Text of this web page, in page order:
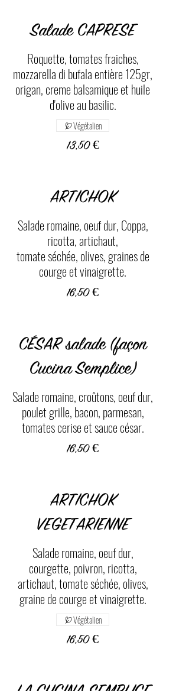
Salade CAPRESE
Roquette, tomates fraiches,
mozzarella di bufala entière 125gr,
origan, creme balsamique et huile
d'olive au basilic.
13,50 €
Végétalien
ARTICHOK
Salade romaine, oeuf dur, Coppa,
ricotta, artichaut,
tomate séchée, olives, graines de
courge et vinaigrette.
16,50 €
CÉSAR salade (façon
Cucina Semplice)
Salade romaine, croûtons, oeuf dur,
poulet grille, bacon, parmesan,
tomates cerise et sauce césar.
16,50 €
ARTICHOK
VEGETARIENNE
Salade romaine, oeuf dur,
courgette, poivron, ricotta,
artichaut, tomate séchée, olives,
graine de courge et vinaigrette.
16,50 €
Végétalien